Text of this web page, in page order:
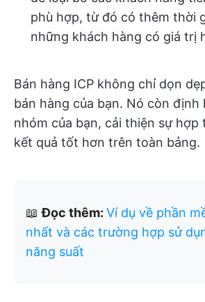
phù hợp, từ đó có thêm thời
những khách hàng có giá trị
Bán hàng ICP không chỉ dọn
bán hàng của bạn. Nó còn định
nhóm của bạn, cải thiện sự hợp
kết quả tốt hơn trên toàn bảng.
📖Đọc thêm: Ví dụ về phần
nhất và các trường hợp sử
năng suất